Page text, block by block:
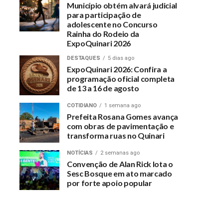
Município obtém alvará judicial
para participação de
adolescente no Concurso
Rainha do Rodeio da
ExpoQuinari 2026
DESTAQUES 5 dias ago
ExpoQuinari 2026: Confira a
programação oficial completa
de 13 a 16 de agosto
COTIDIANO 1 semana ago
Prefeita Rosana Gomes avança
com obras de pavimentação e
transforma ruas no Quinari
NOTÍCIAS 2 semanas ago
Convenção de Alan Rick lota o
Sesc Bosque em ato marcado
por forte apoio popular